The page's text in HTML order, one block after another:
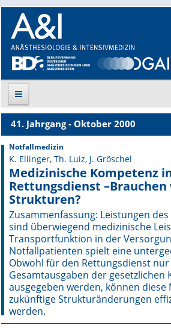
Suche
Aktuelle Ausgabe
Leitlinien
Archiv
Supplements
Supplements
Online First
A&I English
41. Jahrgang - Oktober 2000
Notfallmedizin
K. Ellinger, Th. Luiz, J. Gröschel
Medizinische Kompetenz
Rettungsdienst
Strukturen?
Zusammenfassung: Leistungen
sind überwiegend medizinische
Transportfunktion in der
Notfallpatienten spielt eine
Obwohl für den Rettungsdienst
Gesamtausgaben der gesetzlichen
ausgegeben werden, können
zukünftige Strukturänderungen
werden.